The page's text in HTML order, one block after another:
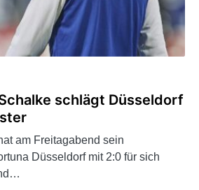
schlägt Düsseldorf
am Freitagabend sein
Düsseldorf mit 2:0 für sich